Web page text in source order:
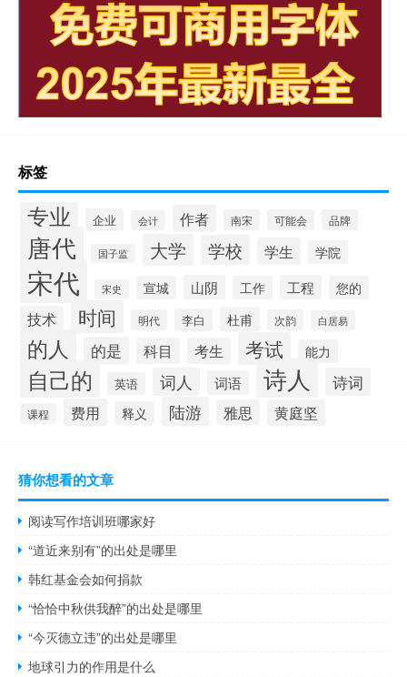
标签
专业 企业 会计 作者 南宋 可能会 品牌
唐代 国子监 大学 学校 学生 学院
宋代 宋史 宣城 山阴 工作 工程 您的
技术 时间 明代 李白 杜甫 次韵 白居易
的人 的是 科目 考生 考试 能力
自己的 英语 词人 词语 诗人 诗词
课程 费用 释义 陆游 雅思 黄庭坚
猜你想看的文章
阅读写作培训班哪家好
“道近来别有”的出处是哪里
韩红基金会如何捐款
“恰恰中秋供我醉”的出处是哪里
“今灭德立违”的出处是哪里
地球引力的作用是什么